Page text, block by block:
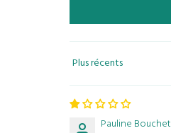
Sort by
Pauline Bouchet